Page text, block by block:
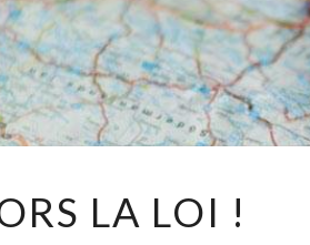
LA
LA LOI !